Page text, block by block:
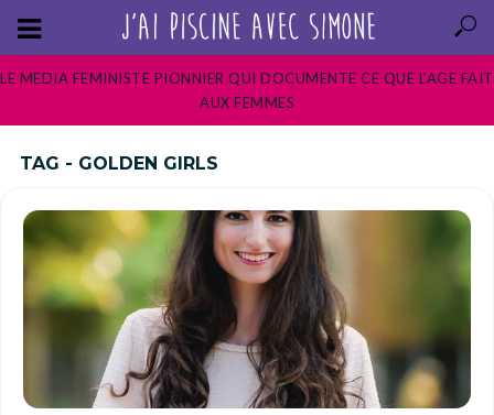
LE MEDIA FEMINISTE PIONNIER QUI DOCUMENTE CE QUE L’AGE FAIT
AUX FEMMES
TAG - GOLDEN GIRLS